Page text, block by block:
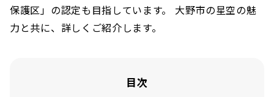
保護区」の認定も目指しています。 大野市の星空の魅
力と共に、詳しくご紹介します。
目次